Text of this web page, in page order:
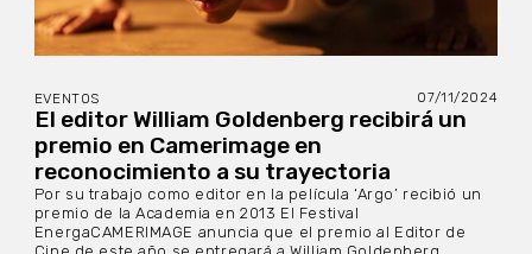
EVENTOS 07/11/2024
El editor William Goldenberg recibirá un
premio en Camerimage en
reconocimiento a su trayectoria
Por su trabajo como editor en la película ‘Argo’ recibió un
premio de la Academia en 2013 El Festival
EnergaCAMERIMAGE anuncia que el premio al Editor de